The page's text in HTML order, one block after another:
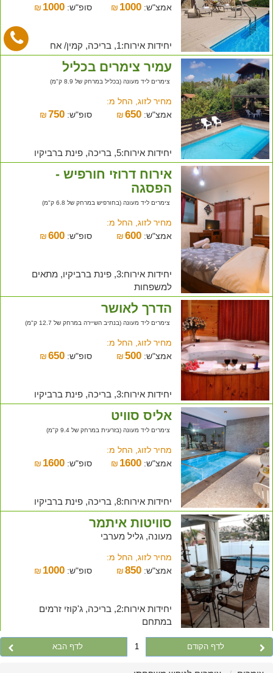
אמצ"ש:
₪ 1000 סופ"ש: ₪ 1000
יחידות אירוח:1, בריכה, קמין/ אח
עמיר צימרים בכליל
צימרים ליד מעונה (בכליל במרחק של 8.9 ק"מ)
מחיר לזוג, החל מ:
אמצ"ש:
₪650 סופ"ש: ₪ 750
יחידות אירוח:5, בריכה, פינת ברביקיו
אירוח דרוזי חורפיש -
הפסגה
צימרים ליד מעונה (בחורפיש במרחק של 6.8 ק"מ)
מחיר לזוג, החל מ:
אמצ"ש:
₪600 סופ"ש: ₪ 600
יחידות אירוח:3, פינת ברביקיו, מתאים
למשפחות
הדרך לאושר
צימרים ליד מעונה (בנתיב השיירה במרחק של 12.7 ק"מ)
מחיר לזוג, החל מ:
אמצ"ש:
₪500 סופ"ש: ₪ 650
יחידות אירוח:3, בריכה, פינת ברביקיו
אליס סוויט
צימרים ליד מעונה (בזרעית במרחק של 9.4 ק"מ)
מחיר לזוג, החל מ:
אמצ"ש:
₪ 1600 סופ"ש: ₪ 1600
יחידות אירוח:8, בריכה, פינת ברביקיו
סוויטות איתמר
מעונה, גליל מערבי
מחיר לזוג, החל מ:
אמצ"ש:
₪850 סופ"ש: ₪ 1000
יחידות אירוח:2, בריכה, ג'קוזי זרמים
במתחם
לדף הקודם 1 לדף הבא